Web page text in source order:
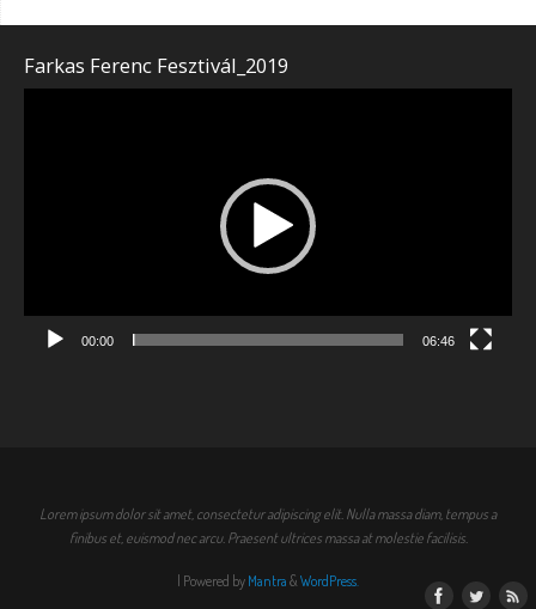
Farkas Ferenc Fesztivál_2019
00:00 06:46
Lorem ipsum dolor sit amet, consectetur adipiscing elit. Nulla massa diam, tempus a
finibus et, euismod nec arcu. Praesent ultrices massa at molestie facilisis.
| Powered by Mantra & WordPress.